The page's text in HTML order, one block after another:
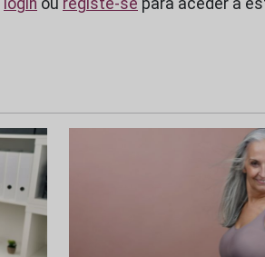
login ou registe-se para aceder a